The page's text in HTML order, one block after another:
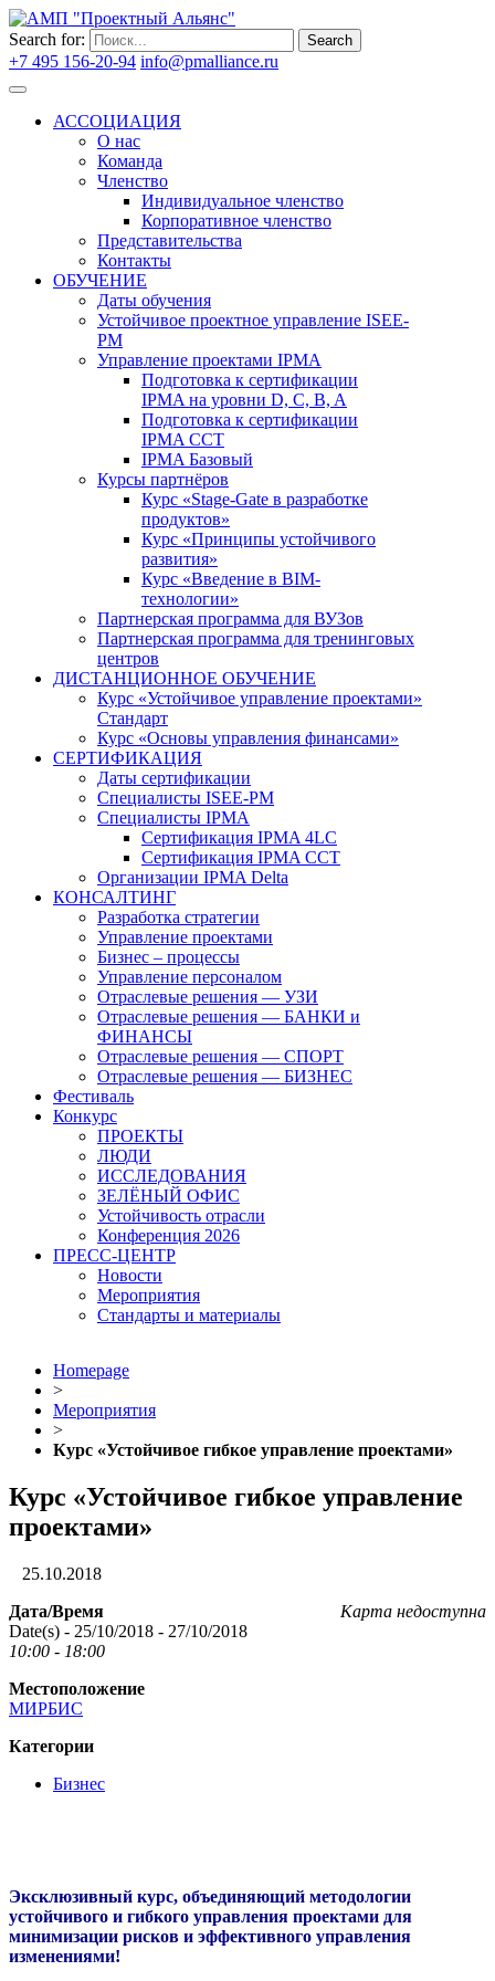
Search for: Search
+7 495 156-20-94 info@pmalliance.ru
АССОЦИАЦИЯ
О нас
Команда
Членство
Индивидуальное членство
Корпоративное членство
Представительства
Контакты
ОБУЧЕНИЕ
Даты обучения
Устойчивое проектное управление ISEE-
PM
Управление проектами IPMA
Подготовка к сертификации
IPMA на уровни D, C, B, A
Подготовка к сертификации
IPMA CCT
IPMA Базовый
Курсы партнёров
Курс «Stage-Gate в разработке
продуктов»
Курс «Принципы устойчивого
развития»
Курс «Введение в BIM-
технологии»
Партнерская программа для ВУЗов
Партнерская программа для тренинговых
центров
ДИСТАНЦИОННОЕ ОБУЧЕНИЕ
Курс «Устойчивое управление проектами»
Стандарт
Курс «Основы управления финансами»
СЕРТИФИКАЦИЯ
Даты сертификации
Специалисты ISEE-PM
Специалисты IPMA
Сертификация IPMA 4LC
Сертификация IPMA CCT
Организации IPMA Delta
КОНСАЛТИНГ
Разработка стратегии
Управление проектами
Бизнес – процессы
Управление персоналом
Отраслевые решения — УЗИ
Отраслевые решения — БАНКИ и
ФИНАНСЫ
Отраслевые решения — СПОРТ
Отраслевые решения — БИЗНЕС
Фестиваль
Конкурс
ПРОЕКТЫ
ЛЮДИ
ИССЛЕДОВАНИЯ
ЗЕЛЁНЫЙ ОФИС
Устойчивость отрасли
Конференция 2026
ПРЕСС-ЦЕНТР
Новости
Мероприятия
Стандарты и материалы
Homepage
>
Мероприятия
>
Курс «Устойчивое гибкое управление проектами»
Курс «Устойчивое гибкое управление
проектами»
25.10.2018
Карта недоступна
Дата/Время
Date(s) - 25/10/2018 - 27/10/2018
10:00 - 18:00
Местоположение
МИРБИС
Категории
Бизнес
Эксклюзивный курс, объединяющий методологии
устойчивого и гибкого управления проектами для
минимизации рисков и эффективного управления
изменениями!